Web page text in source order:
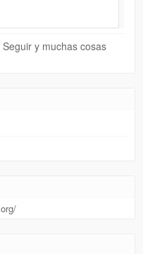
y muchas cosas